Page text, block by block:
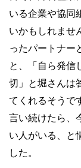
いる企業や協同
いかもしれませ
ったパートナー
と、「自ら発信
切」と堀さんは
てくれるそうで
言い続けたら、
い人がいる、と
した。